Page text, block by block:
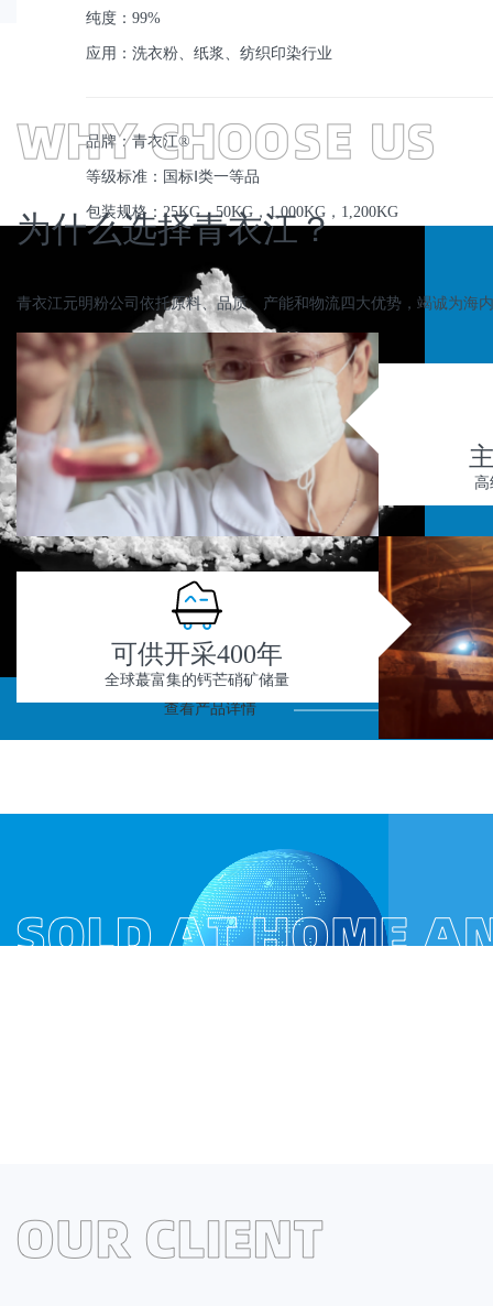
纯度：99%
应用：洗衣粉、纸浆、纺织印染行业
品牌：青衣江®
等级标准：国标Ⅰ类一等品
包装规格：25KG，50KG，1,000KG，1,200KG
查看产品详情
为什么选择青衣江？
青衣江元明粉公司依托原料、品质、产能和物流四大优势，竭诚为海
高
可供开采400年
全球蕞富集的钙芒硝矿储量